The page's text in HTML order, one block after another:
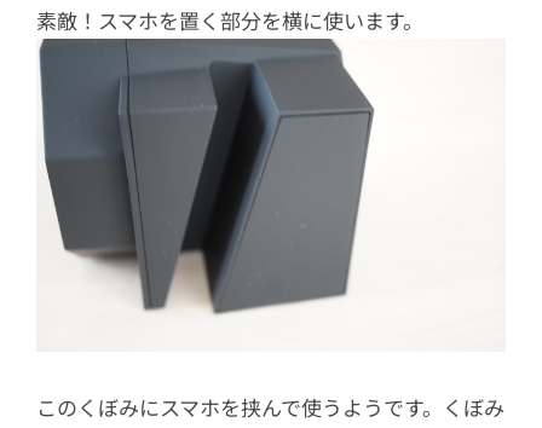
素敵！スマホを置く部分を横に使います。
このくぼみにスマホを挟んで使うようです。くぼみ